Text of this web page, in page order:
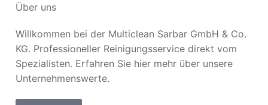
Über uns
Willkommen bei der Multiclean Sarbar GmbH & Co.
KG. Professioneller Reinigungsservice direkt vom
Spezialisten. Erfahren Sie hier mehr über unsere
Unternehmenswerte.